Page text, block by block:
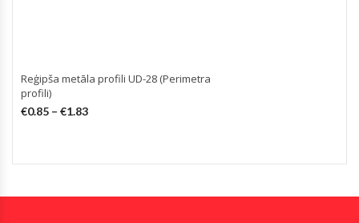
Reģipša metāla profili UD-28 (Perimetra
profili)
€0.85 – €1.83